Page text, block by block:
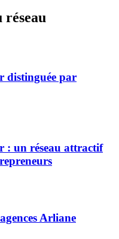
réseau
distinguée par
: un réseau attractif
Arliane